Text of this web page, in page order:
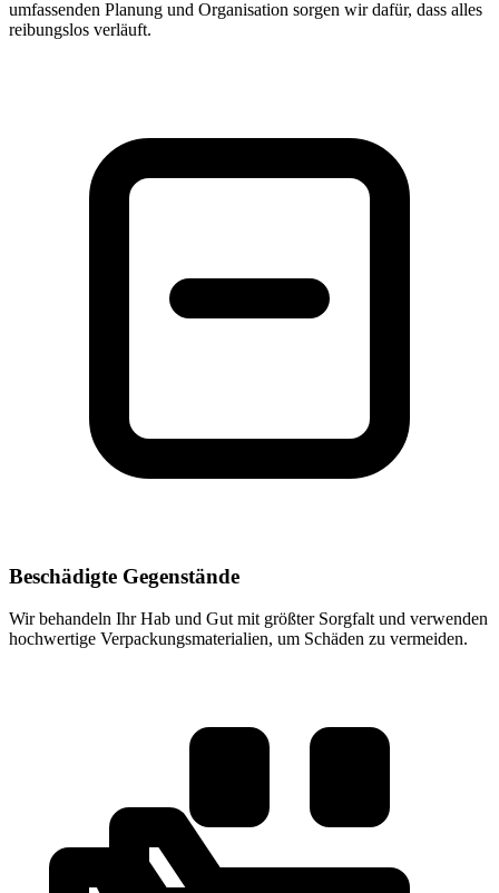
umfassenden Planung und Organisation sorgen wir dafür, dass alles
reibungslos verläuft.
Beschädigte Gegenstände
Wir behandeln Ihr Hab und Gut mit größter Sorgfalt und verwenden
hochwertige Verpackungsmaterialien, um Schäden zu vermeiden.